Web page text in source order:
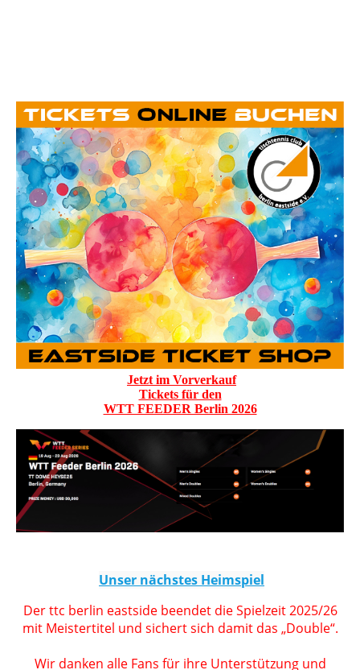
Jetzt im Vorverkauf
Tickets für den
WTT FEEDER Berlin 2026
Unser nächstes Heimspiel
Der ttc berlin eastside beendet die Spielzeit 2025/26
mit Meistertitel und sichert sich damit das „Double“.
Wir danken alle Fans für ihre Unterstützung und